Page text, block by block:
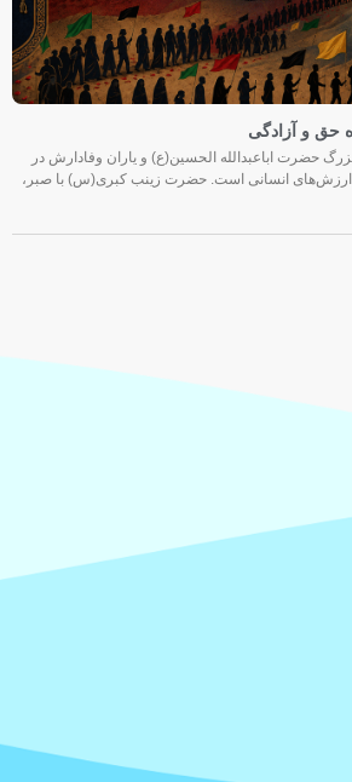
حق و آزادگی
حضرت اباعبدالله الحسین(ع) و یاران وفادارش در
انسانی است. حضرت زینب کبری(س) با صبر،